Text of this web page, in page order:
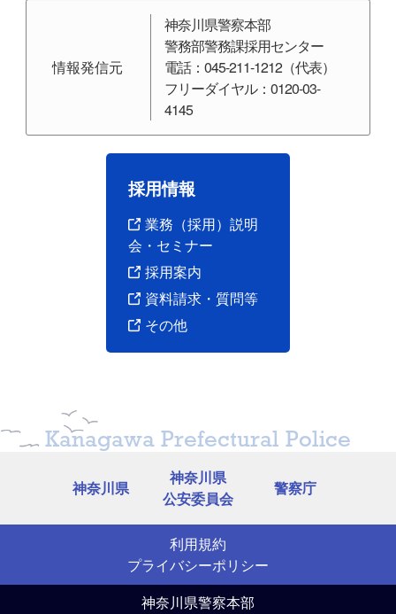
公務員として必要な高等学校卒業程度の
知能（25問）についての筆記考査
（択一式、2時間）
※ 出題範囲は、
交通技術職に必要な専門的知識についての
（択一式40問、2時間）
※ 出題範囲は、
人物考査 人柄、性向等についての個別面接考査
情報発信元
神奈川県警察本部
警務部警務課採用センター
電話：045-211-1212（代表）
フリーダイヤル：0120-03-
4145
採用情報
業務（採用）説明
会・セミナー
採用案内
資料請求・質問等
その他
Kanagawa Prefectural Police
神奈川県
神奈川県
公安委員会
警察庁
利用規約
プライバシーポリシー
神奈川県警察本部